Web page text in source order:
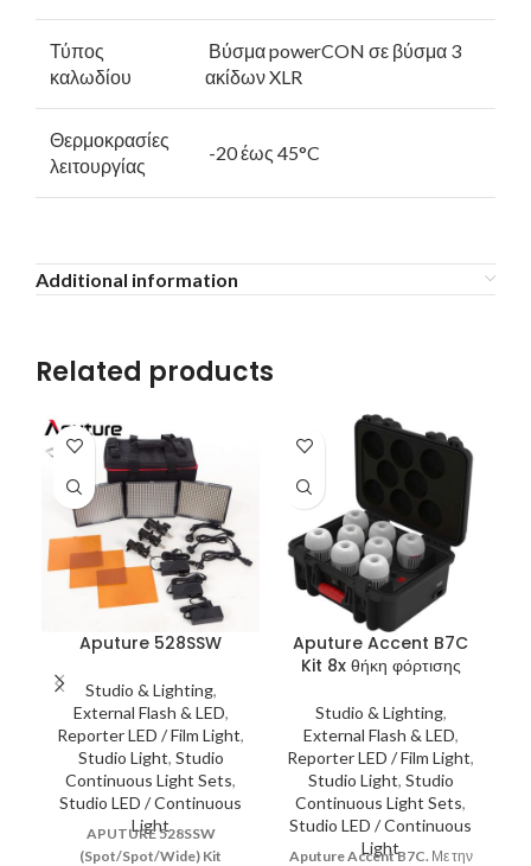
Τύπος
καλωδίου
Βύσμα powerCON σε βύσμα 3
ακίδων XLR
Θερμοκρασίες
λειτουργίας
-20 έως 45°C
Additional information
Related products
Aputure 528SSW
Studio & Lighting,
External Flash & LED,
Reporter LED / Film Light,
Studio Light, Studio
Continuous Light Sets,
Studio LED / Continuous
Light
APUTURE 528SSW
(Spot/Spot/Wide) Kit
Aputure Accent B7C
Kit 8x θήκη φόρτισης
Studio & Lighting,
External Flash & LED,
Reporter LED / Film Light,
Studio Light, Studio
Continuous Light Sets,
Studio LED / Continuous
Light
Aputure Accent B7C. Με την